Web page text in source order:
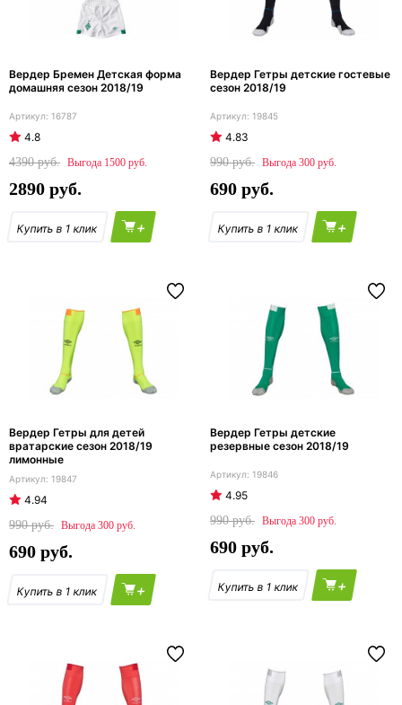
Вердер Бремен Детская форма
домашняя сезон 2018/19
16787
4.8
4390
1500
2890
+
Вердер Гетры детские гостевые
сезон 2018/19
19845
4.83
990
300
690
+
Вердер Гетры для детей
вратарские сезон 2018/19
лимонные
19847
4.94
990
300
690
+
Вердер Гетры детские
резервные сезон 2018/19
19846
4.95
990
300
690
+